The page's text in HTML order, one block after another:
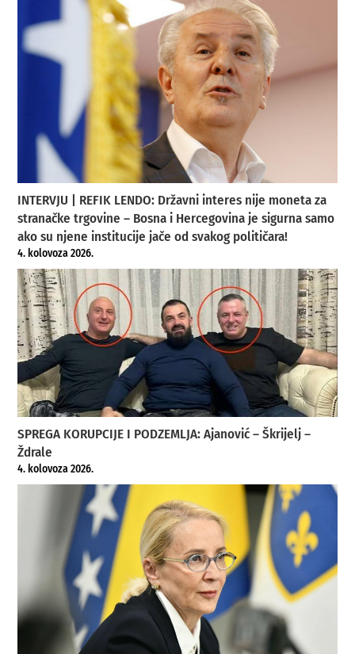
INTERVJU | REFIK LENDO: Državni interes nije moneta za
stranačke trgovine – Bosna i Hercegovina je sigurna samo
ako su njene institucije jače od svakog političara!
4. kolovoza 2026.
SPREGA KORUPCIJE I PODZEMLJA: Ajanović – Škrijelj –
Ždrale
4. kolovoza 2026.